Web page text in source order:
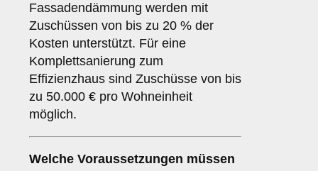
Fassadendämmung werden mit
Zuschüssen von bis zu 20 % der
Kosten unterstützt. Für eine
Komplettsanierung zum
Effizienzhaus sind Zuschüsse von bis
zu 50.000 € pro Wohneinheit
möglich.
Welche Voraussetzungen müssen